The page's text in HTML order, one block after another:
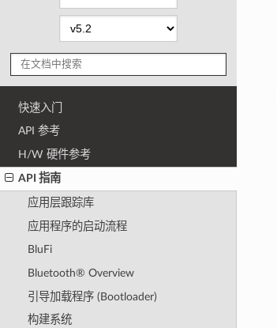
快速入门
API 参考
H/W 硬件参考
API 指南
应用层跟踪库
应用程序的启动流程
BluFi
Bluetooth® Overview
引导加载程序 (Bootloader)
构建系统